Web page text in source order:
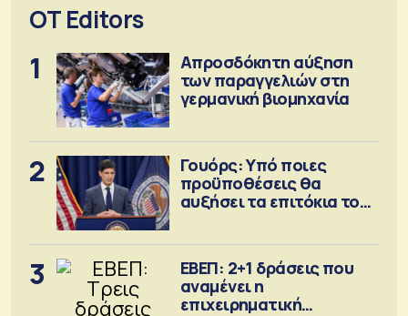
OT Editors
1
Απροσδόκητη αύξηση
των παραγγελιών στη
γερμανική βιομηχανία
2
Γουόρς: Υπό ποιες
προϋποθέσεις θα
αυξήσει τα επιτόκια τον
3
ΕΒΕΠ: 2+1 δράσεις που
αναμένει η
επιχειρηματική